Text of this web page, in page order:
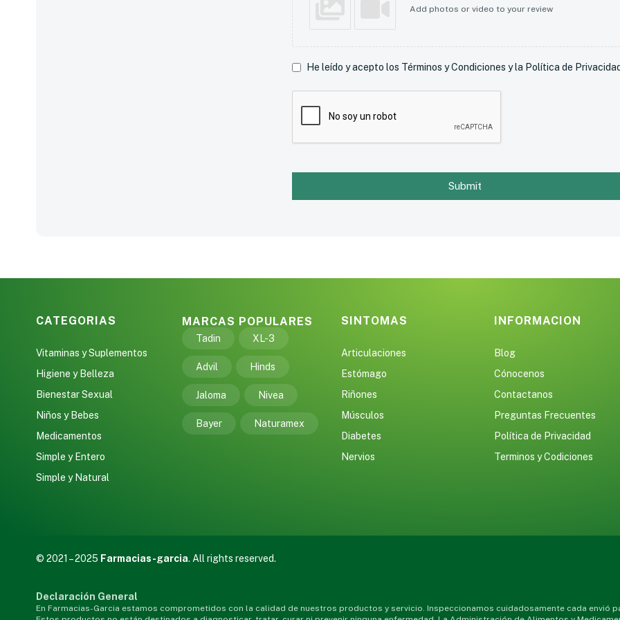
Add photos or video to your review
He leído y acepto los Términos y Condiciones y la Política de
Submit
CATEGORIAS
Vitaminas y Suplementos
Higiene y Belleza
Bienestar Sexual
Niños y Bebes
Medicamentos
Simple y Entero
Simple y Natural
MARCAS POPULARES
Tadin XL-3
Advil Hinds
Jaloma Nivea
Bayer Naturamex
SINTOMAS
Articulaciones
Estómago
Riñones
Músculos
Diabetes
Nervios
INFORMACION
Blog
Cónocenos
Contactanos
Preguntas Frecuentes
Política de Privacidad
Terminos y Codiciones
© 2021 – 2025 Farmacias-garcia. All rights reserved.
Declaración General
En Farmacias-Garcia estamos comprometidos con la calidad de nuestros productos y servicio. Inspeccionamos cuidadosamente cada envió